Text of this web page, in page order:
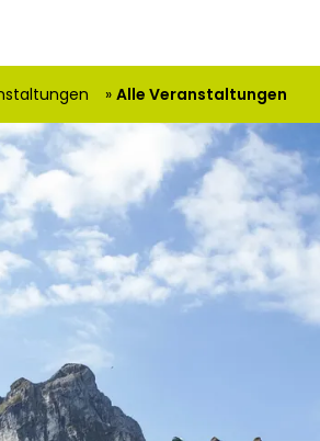
Alle Veranstaltungen